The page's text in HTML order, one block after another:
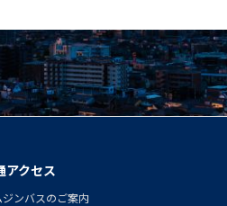
アクセス
ジンバスのご案内